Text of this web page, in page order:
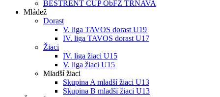
BESTRENT CUP ObFZ TRNAVA
Mládež
Dorast
V. liga TAVOS dorast U19
IV. liga TAVOS dorast U17
Žiaci
IV. liga žiaci U15
V. liga žiaci U15
Mladší žiaci
Skupina A mladší žiaci U13
Skupina B mladší žiaci U13